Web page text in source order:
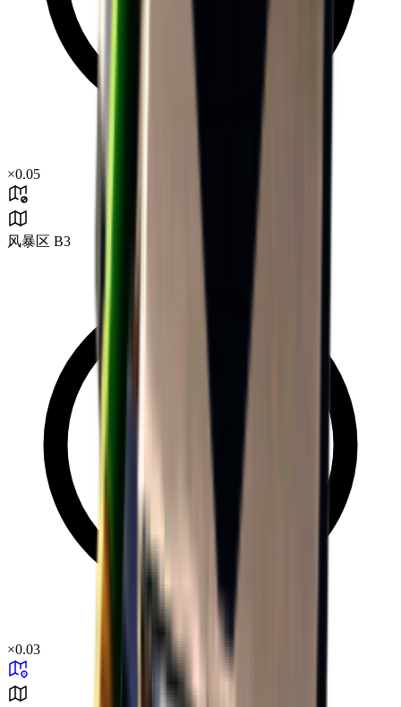
×0.05
风暴区 B3
×0.03